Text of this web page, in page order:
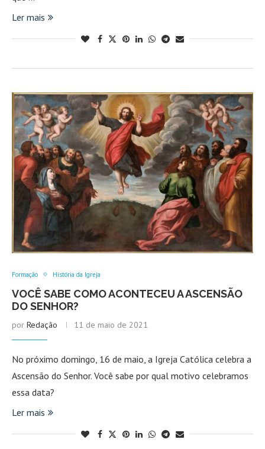
Ler mais
Formação História da Igreja
VOCÊ SABE COMO ACONTECEU A ASCENSÃO
DO SENHOR?
por Redação 11 de maio de 2021
No próximo domingo, 16 de maio, a Igreja Católica celebra a
Ascensão do Senhor. Você sabe por qual motivo celebramos
essa data?
Ler mais